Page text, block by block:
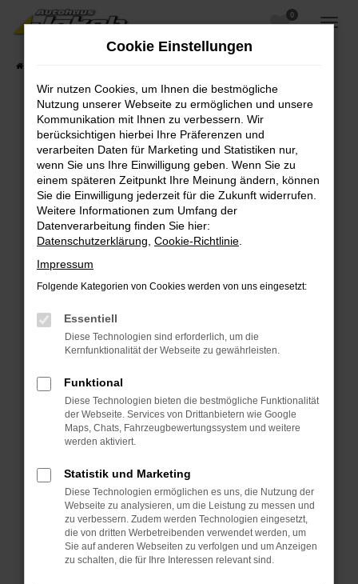
Zum
Hauptinhalt
0
Fehler: Network Error
Beim Laden ist ein Fehler aufgetreten.
Hier sind ein paar Tipps, die dir helfen können:
Überprüfe deine Firewall und deine
Internetverbindung.
Laden andere Webseiten, zum Beispiel deine
Suchmaschine?
Prüfe deine Browsererweiterungen.
Manche Erweiterungen, wie Werbeblocker,
können das Laden bestimmter Seiten
verhindern. Funktioniert die Seite in einem
Fenster?
Starte dein Gerät neu.
Das kann manchmal helfen, vorübergehende
Probleme zu beheben.
Betriebssystem auf dem neuesten Stand
sind.
Veraltete Software birgt nicht nur ein
Sicherheitsrisiko, sondern kann auch dazu
führen, dass bestimmte Funktionen nicht mehr
unterstützt werden.
Cookie Einstellungen
Wir nutzen Cookies, um Ihnen die bestmögliche
Nutzung unserer Webseite zu ermöglichen und unsere
Kommunikation mit Ihnen zu verbessern. Wir
berücksichtigen hierbei Ihre Präferenzen und
verarbeiten Daten für Marketing und Statistiken nur,
wenn Sie uns Ihre Einwilligung geben. Wenn Sie zu
einem späteren Zeitpunkt Ihre Meinung ändern, können
Sie die Einwilligung jederzeit für die Zukunft widerrufen.
Weitere Informationen zum Umfang der
Datenverarbeitung finden Sie hier:
Datenschutzerklärung Cookie-Richtlinie
Impressum
Folgende Kategorien von Cookies werden von uns eingesetzt:
Essentiell
Diese Technologien sind erforderlich, um die
Kernfunktionalität der Webseite zu gewährleisten.
Funktional
Diese Technologien bieten die bestmögliche Funktionalität
der Webseite. Services von Drittanbietern wie Google
Maps, Chats, Fahrzeugbewertungssystem und weitere
werden aktiviert.
Statistik und Marketing
Diese Technologien ermöglichen es uns, die Nutzung der
Webseite zu analysieren, um die Leistung zu messen und
zu verbessern. Zudem werden Technologien eingesetzt,
die von dritten Werbetreibenden verwendet werden, um
Sie auf anderen Webseiten zu verfolgen und um Anzeigen
zu schalten, die für Ihre Interessen relevant sind.